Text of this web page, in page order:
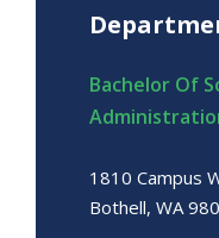
Bachelor Of
1810 Campus
Bothell, WA